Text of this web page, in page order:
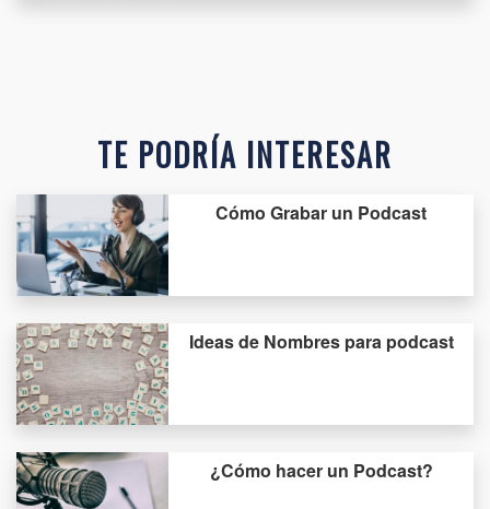
TE PODRÍA INTERESAR
Cómo Grabar un Podcast
Ideas de Nombres para podcast
¿Cómo hacer un Podcast?